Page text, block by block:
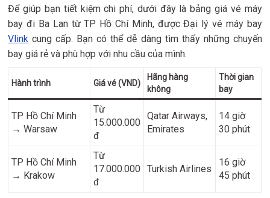
Để giúp bạn tiết kiệm chi phí, dưới đây là bảng giá vé máy
bay đi Ba Lan từ TP Hồ Chí Minh, được Đại lý vé máy bay
Vlink cung cấp. Bạn có thể dễ dàng tìm thấy những chuyến
bay giá rẻ và phù hợp với nhu cầu của mình.
Hành trình Giá vé (VND)
Hãng hàng
không
Thời gian
bay
TP Hồ Chí Minh
→ Warsaw
Từ
15.000.000
đ
Qatar Airways,
Emirates
14 giờ
30 phút
TP Hồ Chí Minh
→ Krakow
Từ
17.000.000
đ
Turkish Airlines
16 giờ
45 phút